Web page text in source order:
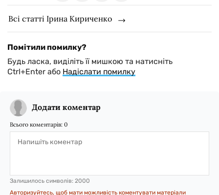
Всі статті Ірина Кириченко
Помітили помилку?
Будь ласка, виділіть її мишкою та натисніть
Ctrl+Enter або Надіслати помилку
Додати коментар
Всього коментарів: 0
Залишилось символів: 2000
Авторизуйтесь, щоб мати можливість коментувати матеріали